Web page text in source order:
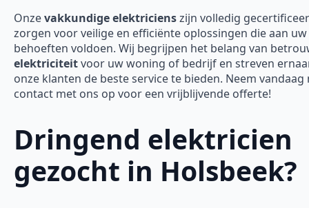
Onzevakkundige elektricienszijn volledig
zorgen voor veilige en efficiënte oplossingen die aan uw
behoeften voldoen. Wij begrijpen het belang van
elektriciteitvoor uw woning of bedrijf en streven
onze klanten de beste service te bieden. Neem vandaag
contact met ons op voor een vrijblijvende offerte!
Dringend elektricien
gezocht in Holsbeek?